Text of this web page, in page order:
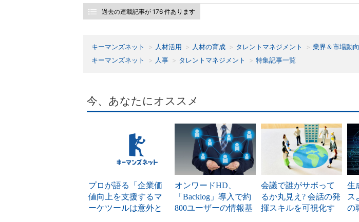
過去の連載記事が 176 件あります
キーマンズネット 人材活用 人材の育成 タレントマネジメント
業界＆市場動向
キーマンズネット
人事 タレントマネジメント 特集記事一覧